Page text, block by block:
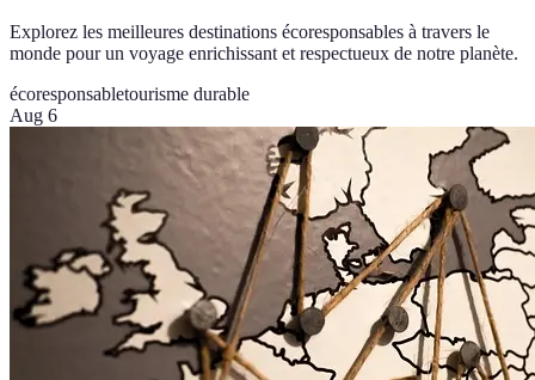
Explorez les meilleures destinations écoresponsables à travers le
monde pour un voyage enrichissant et respectueux de notre planète.
écoresponsabletourisme durable
Aug 6